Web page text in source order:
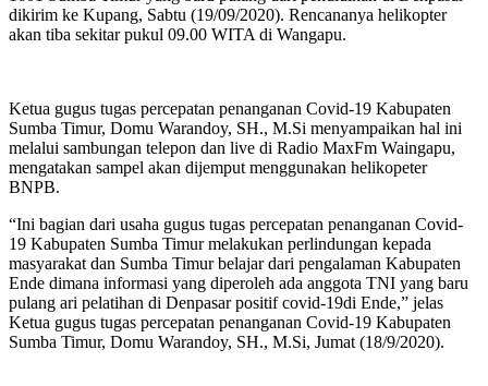
dikirim ke Kupang, Sabtu (19/09/2020). Rencananya helikopter
akan tiba sekitar pukul 09.00 WITA di Wangapu.
Ketua gugus tugas percepatan penanganan Covid-19 Kabupaten
Sumba Timur, Domu Warandoy, SH., M.Si menyampaikan hal ini
melalui sambungan telepon dan live di Radio MaxFm Waingapu,
mengatakan sampel akan dijemput menggunakan helikopeter
BNPB.
“Ini bagian dari usaha gugus tugas percepatan penanganan Covid-
19 Kabupaten Sumba Timur melakukan perlindungan kepada
masyarakat dan Sumba Timur belajar dari pengalaman Kabupaten
Ende dimana informasi yang diperoleh ada anggota TNI yang baru
pulang ari pelatihan di Denpasar positif covid-19di Ende,” jelas
Ketua gugus tugas percepatan penanganan Covid-19 Kabupaten
Sumba Timur, Domu Warandoy, SH., M.Si, Jumat (18/9/2020).